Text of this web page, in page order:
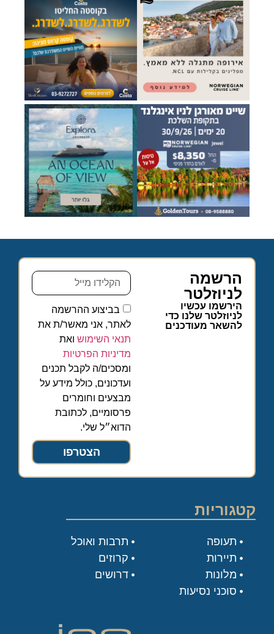
הרשמה
לניוזלטר
הירשמו עכשיו
לניוזלטר שלנו כדי
להשאר מעודכנים
בביצוע ההרשמה
לאתר, אני מאשר/ת את
תנאי השימוש ואת
מדיניות הפרטיות
ומסכים/ה לקבל תכנים
ועדכונים, כולל מידע על
מבצעים וחומרים
פרסומיים, לכתובת
הדוא״ל שלי.
הצטרפו
קטגוריות
תעופה
תיירות
מלונות
סוכני נסיעות
תרבות ואוכל
קרוזים
דרושים